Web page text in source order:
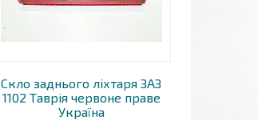
Скло заднього ліхтаря ЗАЗ
1102 Таврія червоне праве
Україна